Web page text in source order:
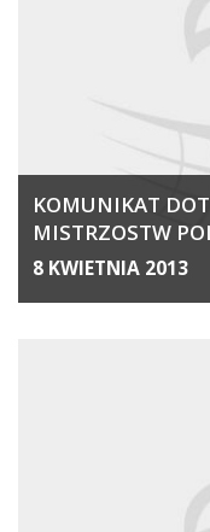
KOMUNIKAT
MISTRZOSTW
8 KWIETNIA 2013